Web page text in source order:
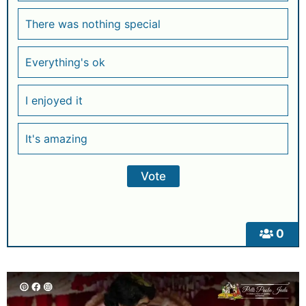
0
There was nothing special
Everything's ok
I enjoyed it
It's amazing